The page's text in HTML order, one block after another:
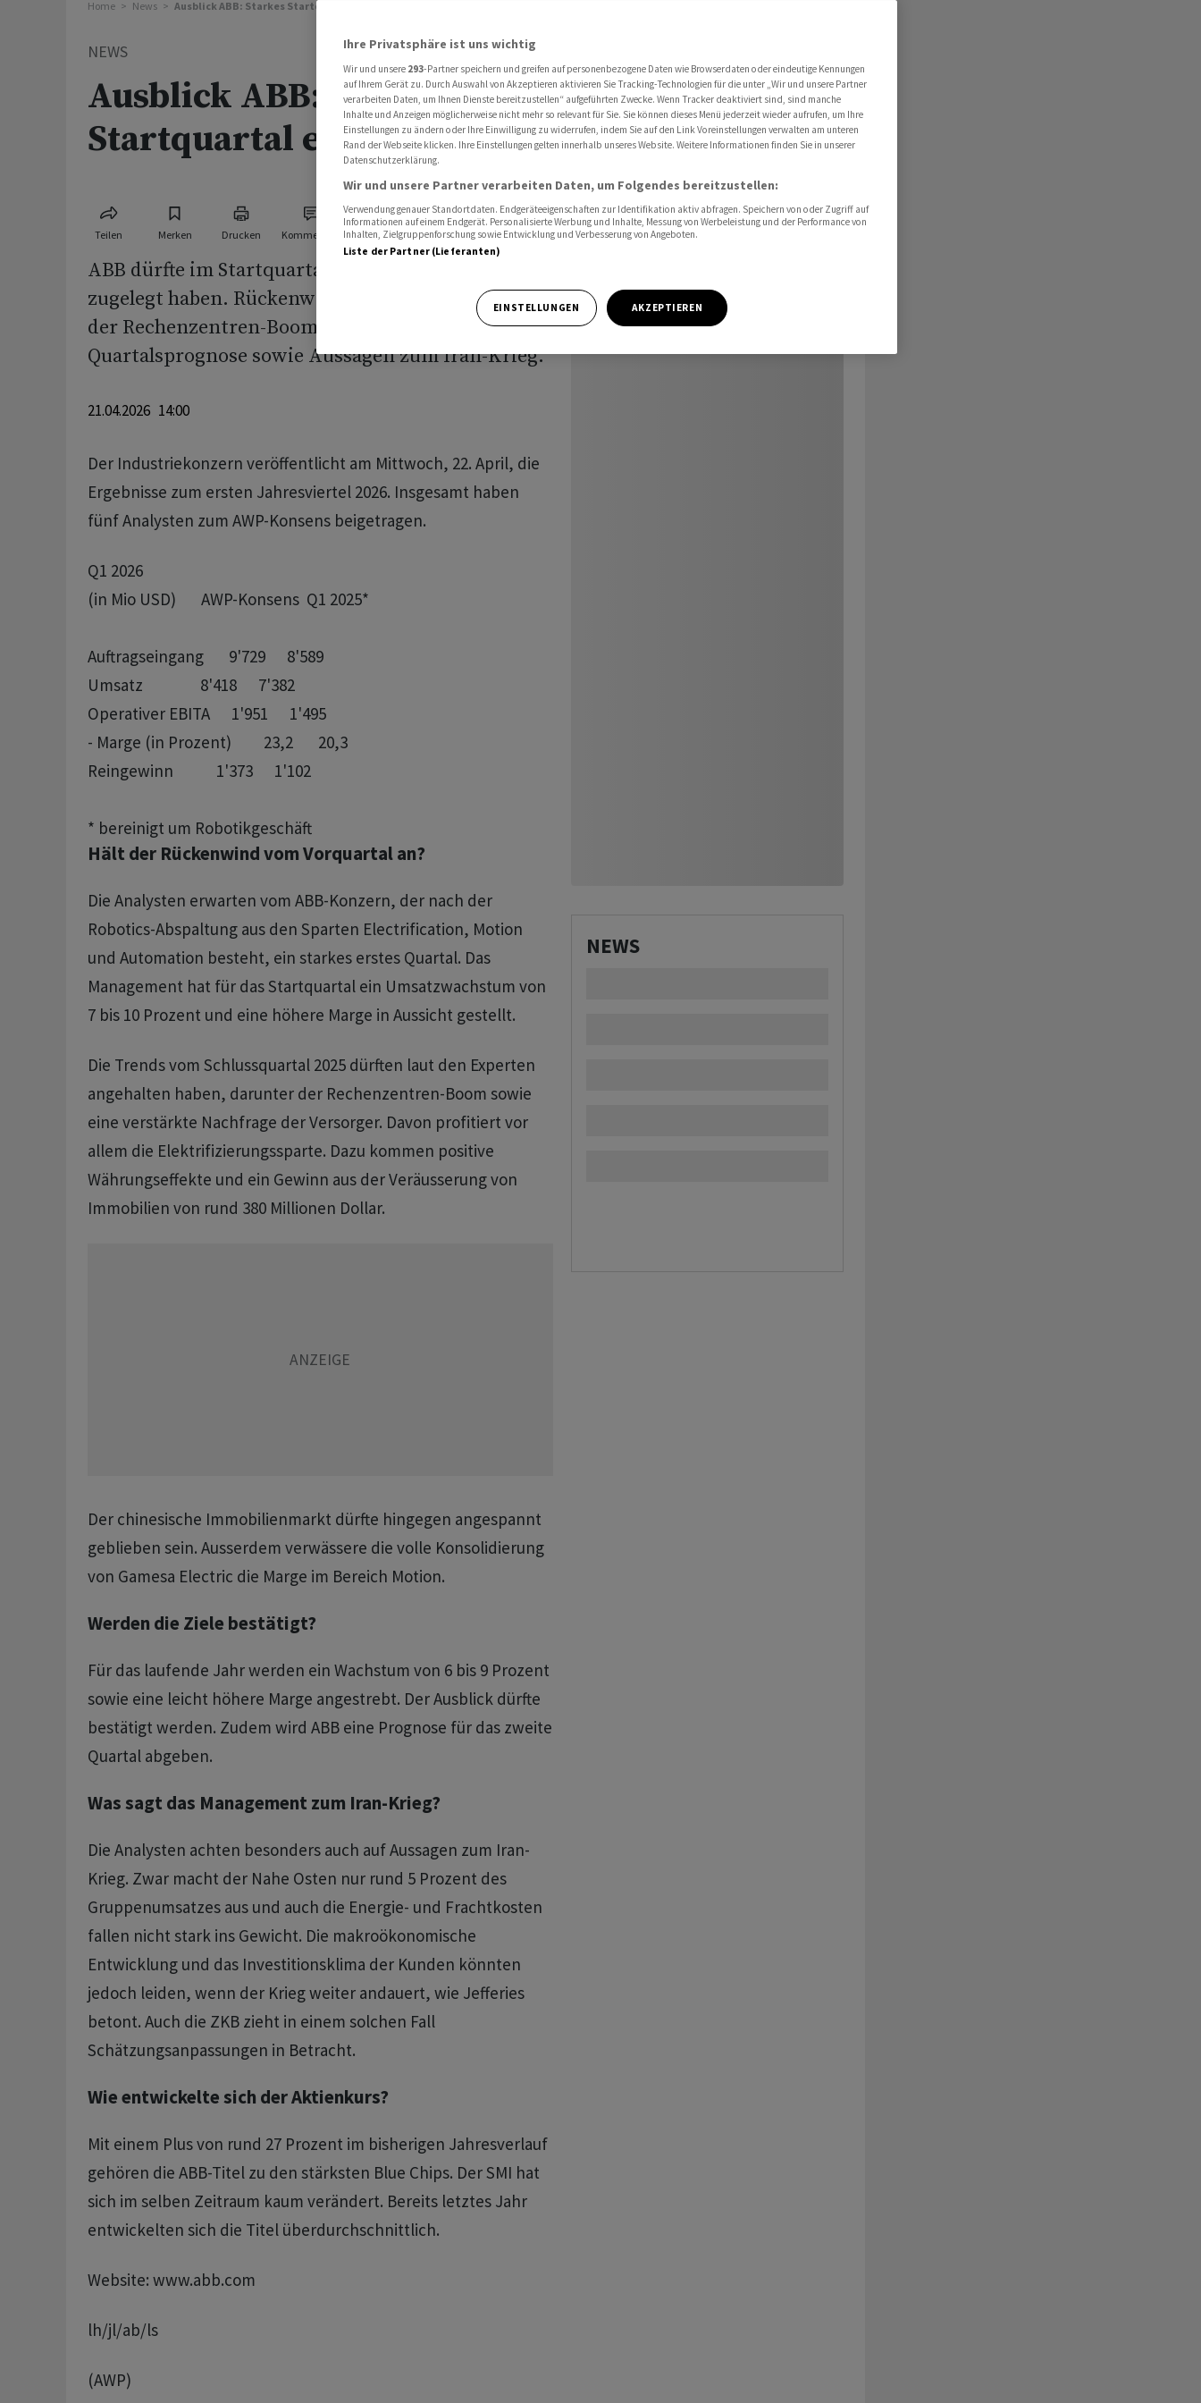
Home News Ausblick ABB: Starkes Startquartal erwartet
NEWS
Ausblick ABB: Starkes
Startquartal erwartet
Teilen Merken Drucken Kommentare
ABB dürfte im Startquartal auf allen Ebenen
zugelegt haben. Rückenwind gibt unter anderem
der Rechenzentren-Boom. Nun interessieren die
Quartalsprognose sowie Aussagen zum Iran-Krieg.
21.04.2026 14:00
Der Industriekonzern veröffentlicht am Mittwoch, 22. April, die
Ergebnisse zum ersten Jahresviertel 2026. Insgesamt haben
fünf Analysten zum AWP-Konsens beigetragen.
Q1 2026
(in Mio USD)       AWP-Konsens  Q1 2025*
Auftragseingang       9'729      8'589
Umsatz                8'418      7'382
Operativer EBITA      1'951      1'495
- Marge (in Prozent)         23,2       20,3
Reingewinn            1'373      1'102
* bereinigt um Robotikgeschäft
Hält der Rückenwind vom Vorquartal an?
Die Analysten erwarten vom ABB-Konzern, der nach der
Robotics-Abspaltung aus den Sparten Electrification, Motion
und Automation besteht, ein starkes erstes Quartal. Das
Management hat für das Startquartal ein Umsatzwachstum von
7 bis 10 Prozent und eine höhere Marge in Aussicht gestellt.
Die Trends vom Schlussquartal 2025 dürften laut den Experten
angehalten haben, darunter der Rechenzentren-Boom sowie
eine verstärkte Nachfrage der Versorger. Davon profitiert vor
allem die Elektrifizierungssparte. Dazu kommen positive
Währungseffekte und ein Gewinn aus der Veräusserung von
Immobilien von rund 380 Millionen Dollar.
Der chinesische Immobilienmarkt dürfte hingegen angespannt
geblieben sein. Ausserdem verwässere die volle Konsolidierung
von Gamesa Electric die Marge im Bereich Motion.
Werden die Ziele bestätigt?
Für das laufende Jahr werden ein Wachstum von 6 bis 9 Prozent
sowie eine leicht höhere Marge angestrebt. Der Ausblick dürfte
bestätigt werden. Zudem wird ABB eine Prognose für das zweite
Quartal abgeben.
Was sagt das Management zum Iran-Krieg?
Die Analysten achten besonders auch auf Aussagen zum Iran-
Krieg. Zwar macht der Nahe Osten nur rund 5 Prozent des
Gruppenumsatzes aus und auch die Energie- und Frachtkosten
fallen nicht stark ins Gewicht. Die makroökonomische
Entwicklung und das Investitionsklima der Kunden könnten
jedoch leiden, wenn der Krieg weiter andauert, wie Jefferies
betont. Auch die ZKB zieht in einem solchen Fall
Schätzungsanpassungen in Betracht.
Wie entwickelte sich der Aktienkurs?
Mit einem Plus von rund 27 Prozent im bisherigen Jahresverlauf
gehören die ABB-Titel zu den stärksten Blue Chips. Der SMI hat
sich im selben Zeitraum kaum verändert. Bereits letztes Jahr
entwickelten sich die Titel überdurchschnittlich.
Website: www.abb.com
lh/jl/ab/ls
(AWP)
NEWS
Ihre Privatsphäre ist uns wichtig
Wir und unsere 293-Partner speichern und greifen auf personenbezogene Daten wie Browserdaten oder eindeutige Kennungen
auf Ihrem Gerät zu. Durch Auswahl von Akzeptieren aktivieren Sie Tracking-Technologien für die unter „Wir und unsere Partner
verarbeiten Daten, um Ihnen Dienste bereitzustellen“ aufgeführten Zwecke. Wenn Tracker deaktiviert sind, sind manche
Inhalte und Anzeigen möglicherweise nicht mehr so relevant für Sie. Sie können dieses Menü jederzeit wieder aufrufen, um Ihre
Einstellungen zu ändern oder Ihre Einwilligung zu widerrufen, indem Sie auf den Link Voreinstellungen verwalten am unteren
Rand der Webseite klicken. Ihre Einstellungen gelten innerhalb unseres Website. Weitere Informationen finden Sie in unserer
Datenschutzerklärung.
Wir und unsere Partner verarbeiten Daten, um Folgendes bereitzustellen:
Verwendung genauer Standortdaten. Endgeräteeigenschaften zur Identifikation aktiv abfragen. Speichern von oder Zugriff auf
Informationen auf einem Endgerät. Personalisierte Werbung und Inhalte, Messung von Werbeleistung und der Performance von
Inhalten, Zielgruppenforschung sowie Entwicklung und Verbesserung von Angeboten.
Liste der Partner (Lieferanten)
EINSTELLUNGEN AKZEPTIEREN